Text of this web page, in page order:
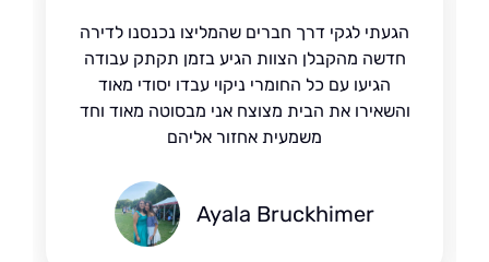
הגעתי לגקי דרך חברים שהמליצו נכנסנו לדירה
חדשה מהקבלן הצוות הגיע בזמן תקתק עבודה
הגיעו עם כל החומרי ניקוי עבדו יסודי מאוד
והשאירו את הבית מצוצח אני מבסוטה מאוד וחד
משמעית אחזור אליהם
Ayala Bruckhimer